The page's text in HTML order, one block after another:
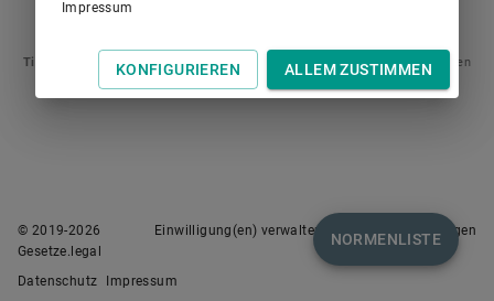
ARTIKEL 65
Tipp
: Swipen Sie auf dem Bildschirm links oder rechts zur Navigation zwischen
Normen.
NORMENLISTE
© 2019-2026
Gesetze.legal
Einwilligung(en) verwalten Nutzungsbedingungen
Datenschutz Impressum
Impressum
KONFIGURIEREN ALLEM ZUSTIMMEN